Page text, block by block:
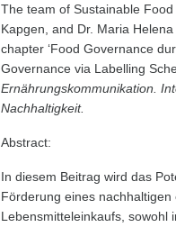
The team of Sustainable
Kapgen, and Dr. Maria
chapter ‘Food Governance
Governance via Labelling
Ernährungskommunikation.
Nachhaltigkeit.
Abstract:
In diesem Beitrag wird das
Förderung eines
Lebensmitteleinkaufs, sowohl